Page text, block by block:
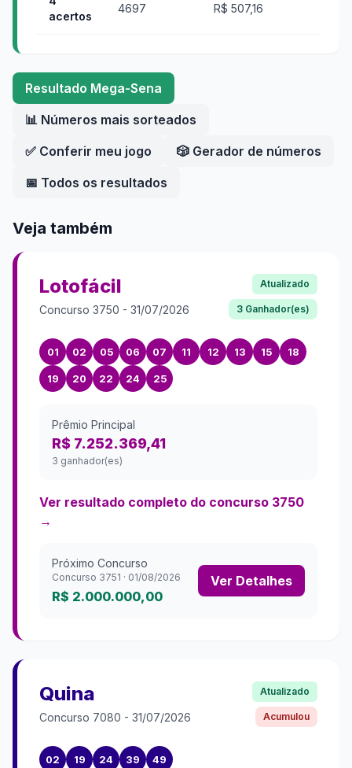
acertos
4697 R$ 507,16
Resultado Mega-Sena
📊 Números mais sorteados
✅ Conferir meu jogo
🎲 Gerador de números
📅 Todos os resultados
Veja também
Lotofácil
Concurso 3750 - 31/07/2026
Atualizado
3 Ganhador(es)
01 02 05 06 07 11 12 13 15 18
19 20 22 24 25
Prêmio Principal
R$ 7.252.369,41
3 ganhador(es)
Ver resultado completo do concurso 3750
→
Próximo Concurso
Concurso 3751 · 01/08/2026
R$ 2.000.000,00
Ver Detalhes
Quina
Concurso 7080 - 31/07/2026
Atualizado
Acumulou
02 19 24 39 49